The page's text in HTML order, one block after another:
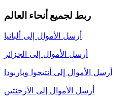
ربط لجميع أنحاء العالم
أرسل الأموال إلى ألبانيا
أرسل الأموال إلى الجزائر
أرسل الأموال إلى أنتيجوا وباربودا
أرسل الأموال إلى الأرجنتين